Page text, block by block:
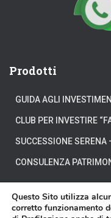
Prodotti
GUIDA AGLI
CLUB PER INVESTIRE
SUCCESSIONE
CONSULENZA
Questo Sito utilizza
corretto funzionamento